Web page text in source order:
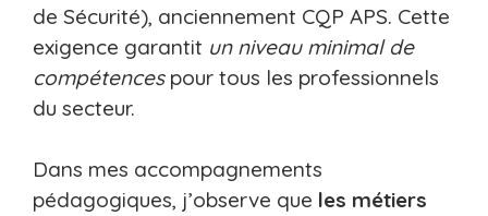
de Sécurité), anciennement CQP APS. Cette
exigence garantit un niveau minimal de
compétencespour tous les professionnels
du secteur.
Dans mes accompagnements
pédagogiques, j’observe que les métiers